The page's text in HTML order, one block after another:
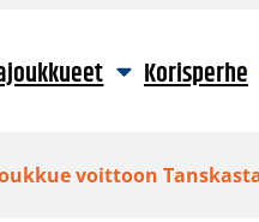
Korisperhe
voittoon